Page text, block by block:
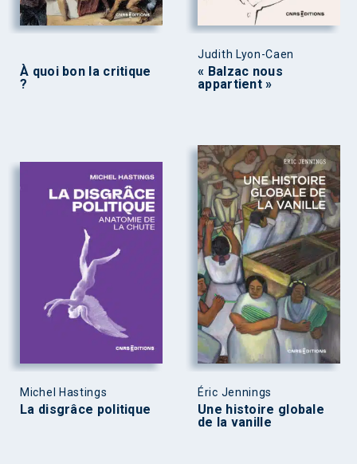
À quoi bon la critique
?
Judith Lyon-Caen
« Balzac nous
appartient »
Michel Hastings
La disgrâce politique
Éric Jennings
Une histoire globale
de la vanille